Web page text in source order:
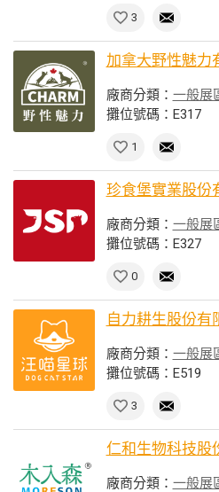
3
加拿大野性魅力
廠商分類： 一般展
攤位號碼：E317
1
珍食堡實業股份
廠商分類： 一般展
攤位號碼：E327
0
自力耕生股份有
廠商分類： 一般展
攤位號碼：E519
3
仁和生物科技股
廠商分類： 一般展